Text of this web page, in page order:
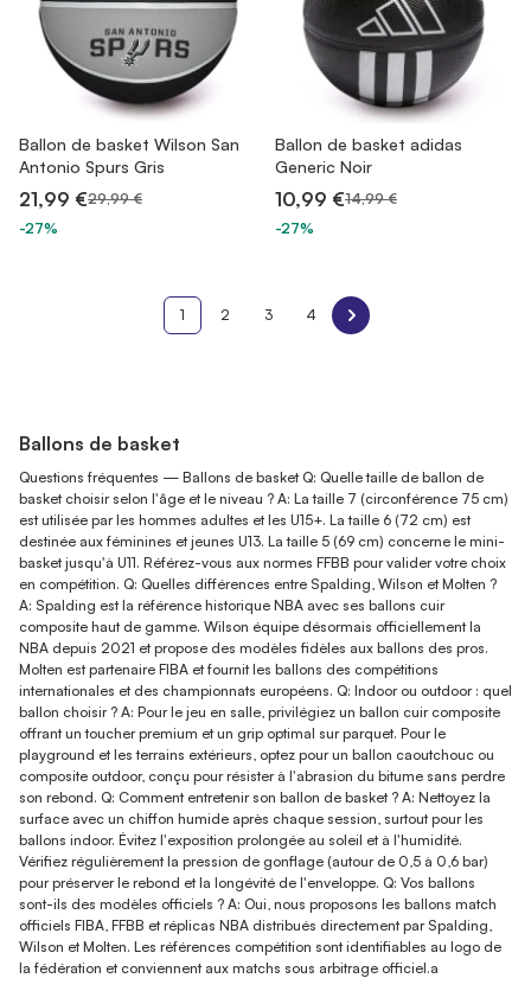
Ballon de basket Wilson San
Antonio Spurs Gris
21,99 €29,99 €
-27%
Ballon de basket adidas
Generic Noir
10,99 €14,99 €
-27%
1 2 3 4
Ballons de basket
Questions fréquentes — Ballons de basket Q: Quelle taille de ballon de
basket choisir selon l'âge et le niveau ? A: La taille 7 (circonférence 75 cm)
est utilisée par les hommes adultes et les U15+. La taille 6 (72 cm) est
destinée aux féminines et jeunes U13. La taille 5 (69 cm) concerne le mini-
basket jusqu'à U11. Référez-vous aux normes FFBB pour valider votre choix
en compétition. Q: Quelles différences entre Spalding, Wilson et Molten ?
A: Spalding est la référence historique NBA avec ses ballons cuir
composite haut de gamme. Wilson équipe désormais officiellement la
NBA depuis 2021 et propose des modèles fidèles aux ballons des pros.
Molten est partenaire FIBA et fournit les ballons des compétitions
internationales et des championnats européens. Q: Indoor ou outdoor : quel
ballon choisir ? A: Pour le jeu en salle, privilégiez un ballon cuir composite
offrant un toucher premium et un grip optimal sur parquet. Pour le
playground et les terrains extérieurs, optez pour un ballon caoutchouc ou
composite outdoor, conçu pour résister à l'abrasion du bitume sans perdre
son rebond. Q: Comment entretenir son ballon de basket ? A: Nettoyez la
surface avec un chiffon humide après chaque session, surtout pour les
ballons indoor. Évitez l'exposition prolongée au soleil et à l'humidité.
Vérifiez régulièrement la pression de gonflage (autour de 0,5 à 0,6 bar)
pour préserver le rebond et la longévité de l'enveloppe. Q: Vos ballons
sont-ils des modèles officiels ? A: Oui, nous proposons les ballons match
officiels FIBA, FFBB et réplicas NBA distribués directement par Spalding,
Wilson et Molten. Les références compétition sont identifiables au logo de
la fédération et conviennent aux matchs sous arbitrage officiel.a